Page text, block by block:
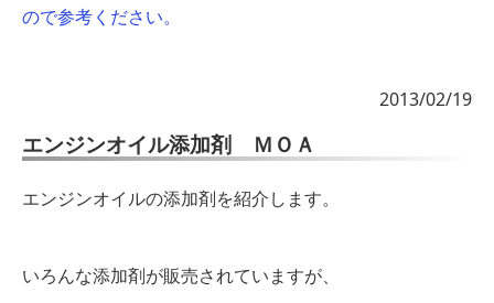
ので参考ください。
2013/02/19
エンジンオイル添加剤 ＭＯＡ
エンジンオイルの添加剤を紹介します。
いろんな添加剤が販売されていますが、